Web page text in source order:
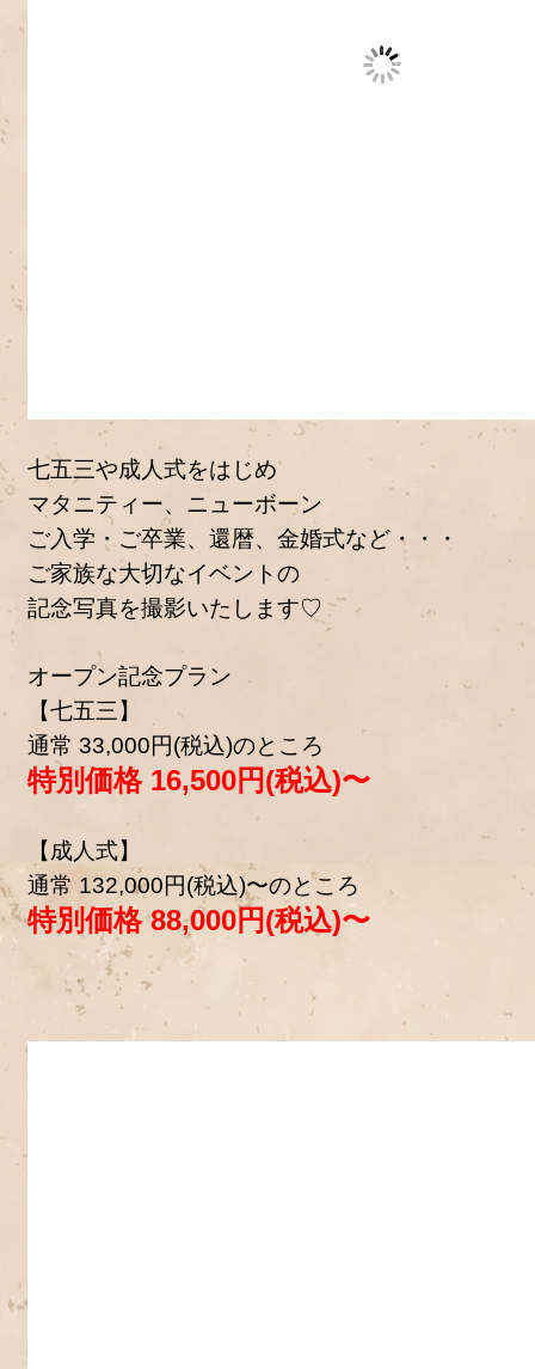
七五三や成人式をはじめ
マタニティー、ニューボーン
ご入学・ご卒業、還暦、金婚式など・・・
ご家族な大切なイベントの
記念写真を撮影いたします♡
オープン記念プラン
【七五三】
通常 33,000円(税込)のところ
特別価格 16,500円(税込)〜
【成人式】
通常 132,000円(税込)〜のところ
特別価格 88,000円(税込)〜